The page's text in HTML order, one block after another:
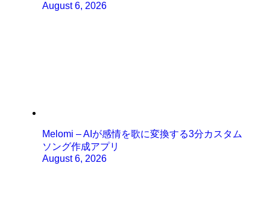
August 6, 2026
Melomi – AIが感情を歌に変換する3分カスタム
ソング作成アプリ
August 6, 2026